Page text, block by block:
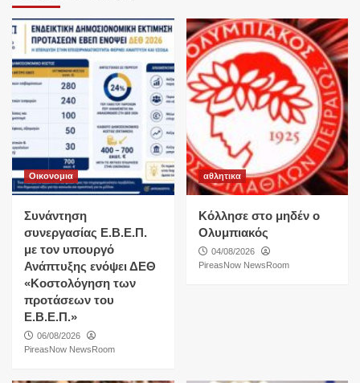
Οικονομια
Συνάντηση
συνεργασίας Ε.Β.Ε.Π.
με τον υπουργό
Ανάπτυξης ενόψει ΔΕΘ
«Κοστολόγηση των
προτάσεων του
Ε.Β.Ε.Π.»
06/08/2026
PireasNow NewsRoom
αθλητικα
Κόλλησε στο μηδέν ο
Ολυμπιακός
04/08/2026
PireasNow NewsRoom